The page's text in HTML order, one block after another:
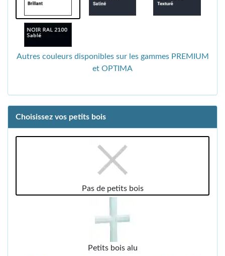
Autres couleurs disponibles sur les gammes PREMIUM
et OPTIMA
Choisissez vos petits bois
Pas de petits bois
Petits bois alu